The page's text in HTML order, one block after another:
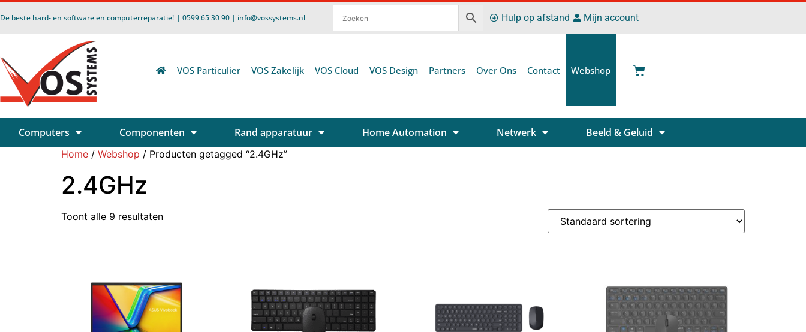
De beste hard- en software en computerreparatie! | 0599 65 30 90 | info@vossystems.nl Hulp op afstand Mijn account
VOS Particulier VOS Zakelijk VOS Cloud VOS Design Partners Over Ons Contact Webshop
Computers Componenten Rand apparatuur Home Automation Netwerk Beeld & Geluid
Home / Webshop / Producten getagged “2.4GHz”
2.4GHz
Toont alle 9 resultaten